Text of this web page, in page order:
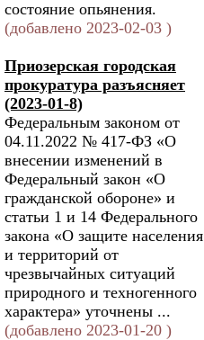
состояние опьянения.
(добавлено 2023-02-03 )
Приозерская городская
прокуратура разъясняет
(2023-01-8)
Федеральным законом от
04.11.2022 № 417-ФЗ «О
внесении изменений в
Федеральный закон «О
гражданской обороне» и
статьи 1 и 14 Федерального
закона «О защите населения
и территорий от
чрезвычайных ситуаций
природного и техногенного
характера» уточнены ...
(добавлено 2023-01-20 )